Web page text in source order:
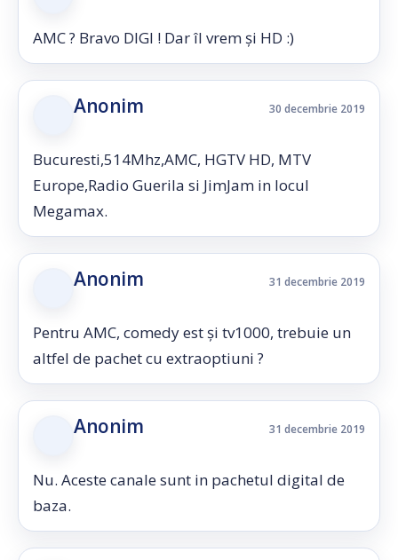
AMC ? Bravo DIGI ! Dar îl vrem și HD :)
Anonim 30 decembrie 2019
Bucuresti,514Mhz,AMC, HGTV HD, MTV
Europe,Radio Guerila si JimJam in locul
Megamax.
Anonim 31 decembrie 2019
Pentru AMC, comedy est și tv1000, trebuie un
altfel de pachet cu extraoptiuni ?
Anonim 31 decembrie 2019
Nu. Aceste canale sunt in pachetul digital de
baza.